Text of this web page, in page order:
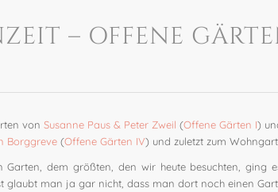
– OFFENE
von Susanne Paus & Peter Zweil (Offene Gärten I)
Borggreve (Offene Gärten IV) und zuletzt zum
Garten, dem größten, den wir heute besuchten, ging
glaubt man ja gar nicht, dass man dort noch einen